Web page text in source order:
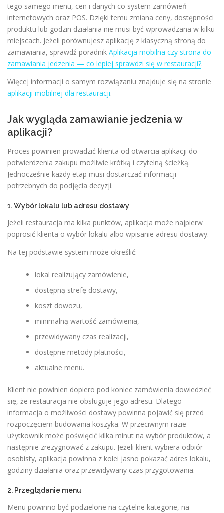
tego samego menu, cen i danych co system zamówień
internetowych oraz POS. Dzięki temu zmiana ceny, dostępności
produktu lub godzin działania nie musi być wprowadzana w kilku
miejscach. Jeżeli porównujesz aplikację z klasyczną stroną do
zamawiania, sprawdź poradnik Aplikacja mobilna czy strona do
zamawiania jedzenia — co lepiej sprawdzi się w restauracji?.
Więcej informacji o samym rozwiązaniu znajduje się na stronie
aplikacji mobilnej dla restauracji.
Jak wygląda zamawianie jedzenia w
aplikacji?
Proces powinien prowadzić klienta od otwarcia aplikacji do
potwierdzenia zakupu możliwie krótką i czytelną ścieżką.
Jednocześnie każdy etap musi dostarczać informacji
potrzebnych do podjęcia decyzji.
1. Wybór lokalu lub adresu dostawy
Jeżeli restauracja ma kilka punktów, aplikacja może najpierw
poprosić klienta o wybór lokalu albo wpisanie adresu dostawy.
Na tej podstawie system może określić:
lokal realizujący zamówienie,
dostępną strefę dostawy,
koszt dowozu,
minimalną wartość zamówienia,
przewidywany czas realizacji,
dostępne metody płatności,
aktualne menu.
Klient nie powinien dopiero pod koniec zamówienia dowiedzieć
się, że restauracja nie obsługuje jego adresu. Dlatego
informacja o możliwości dostawy powinna pojawić się przed
rozpoczęciem budowania koszyka. W przeciwnym razie
użytkownik może poświęcić kilka minut na wybór produktów, a
następnie zrezygnować z zakupu. Jeżeli klient wybiera odbiór
osobisty, aplikacja powinna z kolei jasno pokazać adres lokalu,
godziny działania oraz przewidywany czas przygotowania.
2. Przeglądanie menu
Menu powinno być podzielone na czytelne kategorie, na